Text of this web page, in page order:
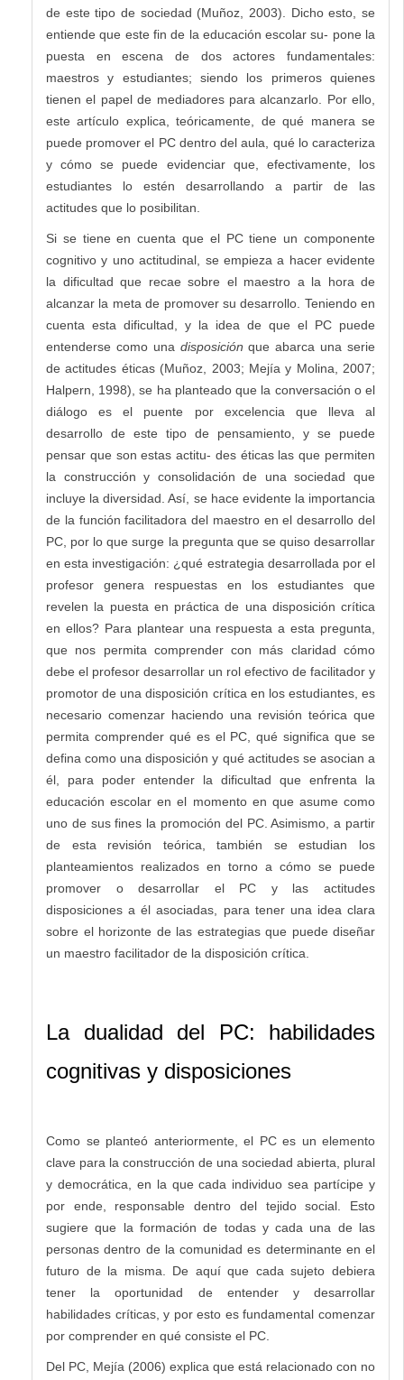
de este tipo de sociedad (Muñoz, 2003). Dicho esto, se
entiende que este fin de la educación escolar su- pone la
puesta en escena de dos actores fundamentales:
maestros y estudiantes; siendo los primeros quienes
tienen el papel de mediadores para alcanzarlo. Por ello,
este artículo explica, teóricamente, de qué manera se
puede promover el PC dentro del aula, qué lo caracteriza
y cómo se puede evidenciar que, efectivamente, los
estudiantes lo estén desarrollando a partir de las
actitudes que lo posibilitan.
Si se tiene en cuenta que el PC tiene un componente
cognitivo y uno actitudinal, se empieza a hacer evidente
la dificultad que recae sobre el maestro a la hora de
alcanzar la meta de promover su desarrollo. Teniendo en
cuenta esta dificultad, y la idea de que el PC puede
entenderse como una disposiciónque abarca una serie
de actitudes éticas (Muñoz, 2003; Mejía y Molina, 2007;
Halpern, 1998), se ha planteado que la conversación o el
diálogo es el puente por excelencia que lleva al
desarrollo de este tipo de pensamiento, y se puede
pensar que son estas actitu- des éticas las que permiten
la construcción y consolidación de una sociedad que
incluye la diversidad. Así, se hace evidente la importancia
de la función facilitadora del maestro en el desarrollo del
PC, por lo que surge la pregunta que se quiso desarrollar
en esta investigación: ¿qué estrategia desarrollada por el
profesor genera respuestas en los estudiantes que
revelen la puesta en práctica de una disposición crítica
en ellos? Para plantear una respuesta a esta pregunta,
que nos permita comprender con más claridad cómo
debe el profesor desarrollar un rol efectivo de facilitador y
promotor de una disposición crítica en los estudiantes, es
necesario comenzar haciendo una revisión teórica que
permita comprender qué es el PC, qué significa que se
defina como una disposición y qué actitudes se asocian a
él, para poder entender la dificultad que enfrenta la
educación escolar en el momento en que asume como
uno de sus fines la promoción del PC. Asimismo, a partir
de esta revisión teórica, también se estudian los
planteamientos realizados en torno a cómo se puede
promover o desarrollar el PC y las actitudes
disposiciones a él asociadas, para tener una idea clara
sobre el horizonte de las estrategias que puede diseñar
un maestro facilitador de la disposición crítica.
La dualidad del PC: habilidades
cognitivas y disposiciones
Como se planteó anteriormente, el PC es un elemento
clave para la construcción de una sociedad abierta, plural
y democrática, en la que cada individuo sea partícipe y
por ende, responsable dentro del tejido social. Esto
sugiere que la formación de todas y cada una de las
personas dentro de la comunidad es determinante en el
futuro de la misma. De aquí que cada sujeto debiera
tener la oportunidad de entender y desarrollar
habilidades críticas, y por esto es fundamental comenzar
por comprender en qué consiste el PC.
Del PC, Mejía (2006) explica que está relacionado con no